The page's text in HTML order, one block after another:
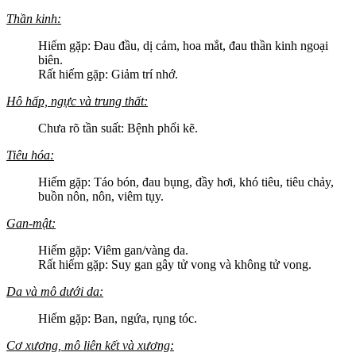
Thần kinh:
Hiếm gặp: Đau đầu, dị cảm, hoa mắt, đau thần kinh ngoại
biên.
Rất hiếm gặp: Giảm trí nhớ.
Hô hấp, ngực và trung thất:
Chưa rõ tần suất: Bệnh phổi kẽ.
Tiêu hóa:
Hiếm gặp: Táo bón, đau bụng, đầy hơi, khó tiêu, tiêu chảy,
buồn nôn, nôn, viêm tụy.
Gan-mật:
Hiếm gặp: Viêm gan/vàng da.
Rất hiếm gặp: Suy gan gây tử vong và không tử vong.
Da và mô dưới da:
Hiếm gặp: Ban, ngứa, rụng tóc.
Cơ xương, mô liên kết và xương: